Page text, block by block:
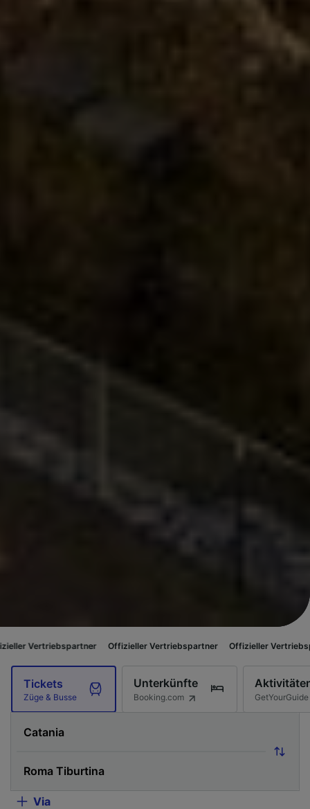
Offizieller Vertriebspartner Offizieller Vertriebspartner
Tickets
Züge & Busse
Unterkünfte
Booking.com GetYourGuide
Via